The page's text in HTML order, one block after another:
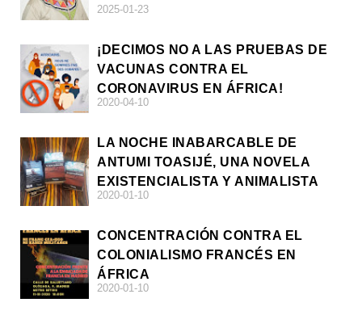
2025-01-23
¡DECIMOS NO A LAS PRUEBAS DE
VACUNAS CONTRA EL
CORONAVIRUS EN ÁFRICA!
2020-04-10
LA NOCHE INABARCABLE DE
ANTUMI TOASIJÉ, UNA NOVELA
EXISTENCIALISTA Y ANIMALISTA
2020-01-10
CONCENTRACIÓN CONTRA EL
COLONIALISMO FRANCÉS EN
ÁFRICA
2020-01-10